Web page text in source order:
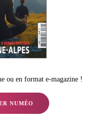
ou en format e-magazine !
NUMÉO